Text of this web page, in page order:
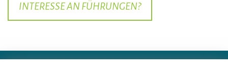
INTERESSE AN FÜHRUNGEN?